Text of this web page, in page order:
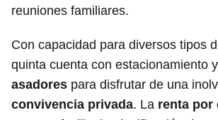
reuniones familiares.
Con capacidad para diversos tipos
quinta cuenta con estacionamiento
asadores para disfrutar de una
convivencia privada. La renta por